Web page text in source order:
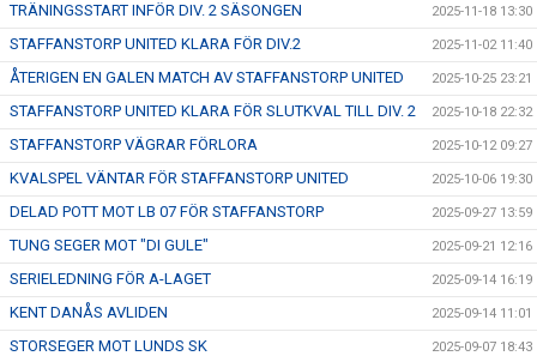
TRÄNINGSSTART INFÖR DIV. 2 SÄSONGEN 2025-11-18 13:30
STAFFANSTORP UNITED KLARA FÖR DIV.2 2025-11-02 11:40
ÅTERIGEN EN GALEN MATCH AV STAFFANSTORP UNITED 2025-10-25 23:21
STAFFANSTORP UNITED KLARA FÖR SLUTKVAL TILL DIV. 2 2025-10-18 22:32
STAFFANSTORP VÄGRAR FÖRLORA 2025-10-12 09:27
KVALSPEL VÄNTAR FÖR STAFFANSTORP UNITED 2025-10-06 19:30
DELAD POTT MOT LB 07 FÖR STAFFANSTORP 2025-09-27 13:59
TUNG SEGER MOT "DI GULE" 2025-09-21 12:16
SERIELEDNING FÖR A-LAGET 2025-09-14 16:19
KENT DANÅS AVLIDEN 2025-09-14 11:01
STORSEGER MOT LUNDS SK 2025-09-07 18:43